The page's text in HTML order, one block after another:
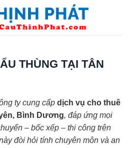
THÙNG TẠI TÂN
ty cung cấp dịch vụ cho thuê
Bình Dương, đáp ứng mọi
– bốc xếp – thi công trên
đòi hỏi tính chuyên môn và an